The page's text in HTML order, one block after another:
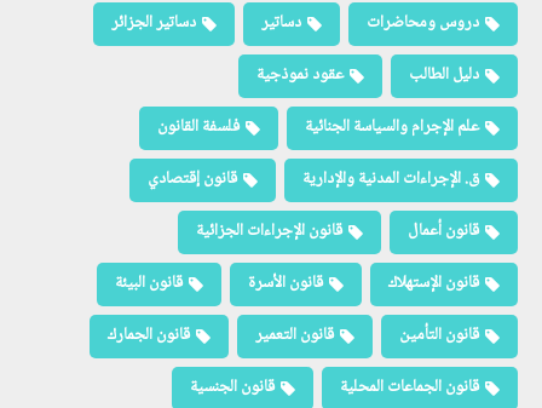
دروس ومحاضرات دساتير
دساتير الجزائر
دليل الطالب
عقود نموذجية
علم الإجرام والسياسة الجنائية
فلسفة القانون
ق. الإجراءات المدنية والإدارية
قانون إقتصادي
قانون أعمال
قانون الإجراءات الجزائية
قانون الإستهلاك
قانون الأسرة
قانون البيئة
قانون التأمين
قانون التعمير
قانون الجمارك
قانون الجماعات المحلية
قانون الجنسية